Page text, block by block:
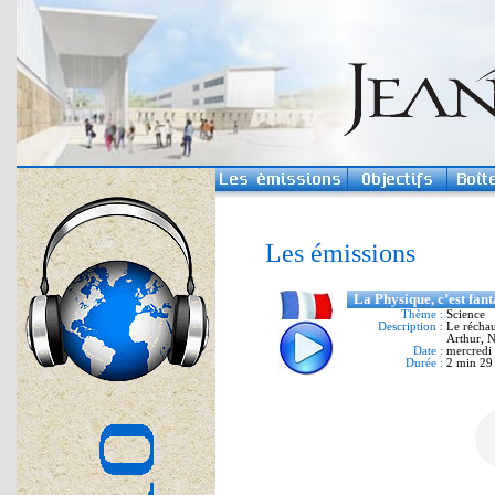
Les émissions
La Physique, c’est
Thème : Science
Description : Le
Arthur,
Date :
Durée : 2 min 29